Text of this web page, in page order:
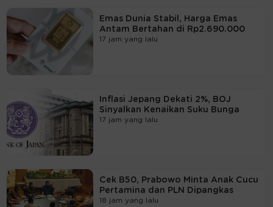
Emas Dunia Stabil, Harga Emas
Antam Bertahan di Rp2.690.000
17 jam yang lalu
Inflasi Jepang Dekati 2%, BOJ
Sinyalkan Kenaikan Suku Bunga
17 jam yang lalu
Cek B50, Prabowo Minta Anak Cucu
Pertamina dan PLN Dipangkas
18 jam yang lalu